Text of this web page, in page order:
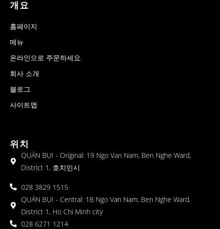
개요
홈페이지
메뉴
온라인으로 주문하세요.
회사 소개
블로그
사이트맵
위치
QUÁN BỤI - Original: 19 Ngo Van Nam, Ben Nghe Ward,
District 1, 호치민시
028 3829 1515
QUÁN BỤI - Central: 1B Ngo Van Nam, Ben Nghe Ward,
District 1, Ho Chi Minh city
028 6271 1214